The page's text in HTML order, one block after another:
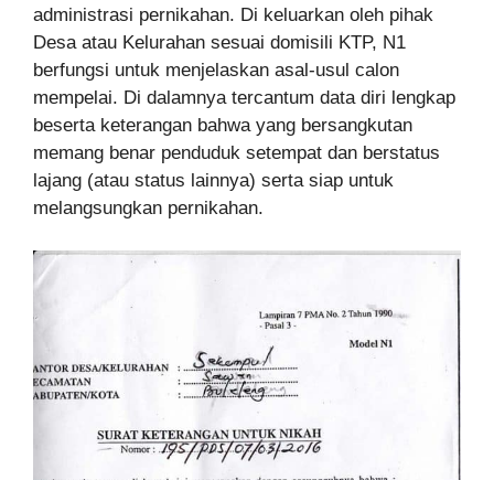
administrasi pernikahan. Di keluarkan oleh pihak
Desa atau Kelurahan sesuai domisili KTP, N1
berfungsi untuk menjelaskan asal-usul calon
mempelai. Di dalamnya tercantum data diri lengkap
beserta keterangan bahwa yang bersangkutan
memang benar penduduk setempat dan berstatus
lajang (atau status lainnya) serta siap untuk
melangsungkan pernikahan.